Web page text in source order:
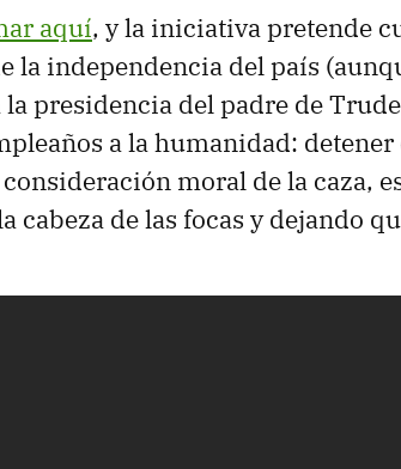
aquí, y la iniciativa pretende
la independencia del país
presidencia del padre de
a la humanidad:
moral de la caza,
cabeza de las focas y dejando